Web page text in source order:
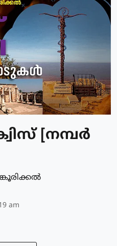
[നമ്പര്‍
am